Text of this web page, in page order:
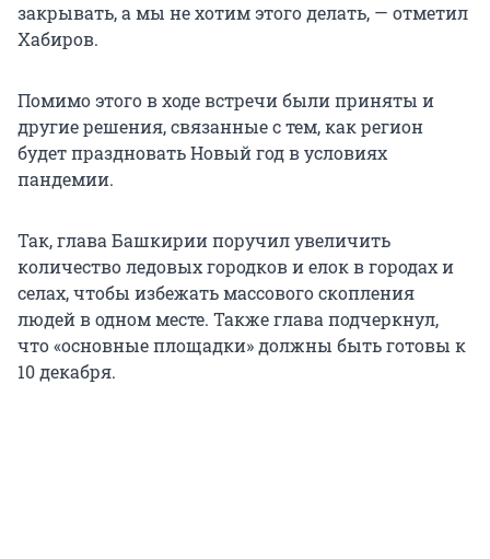
закрывать, а мы не хотим этого делать, — отметил
Хабиров.
Помимо этого в ходе встречи были приняты и
другие решения, связанные с тем, как регион
будет праздновать Новый год в условиях
пандемии.
Так, глава Башкирии поручил увеличить
количество ледовых городков и елок в городах и
селах, чтобы избежать массового скопления
людей в одном месте. Также глава подчеркнул,
что «основные площадки» должны быть готовы к
10 декабря.